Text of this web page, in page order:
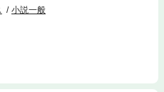
。●志茂田景樹（しもだ・かげ
こ探偵』で第二七回小説現代新人賞
回直木賞を受賞。
小説一般